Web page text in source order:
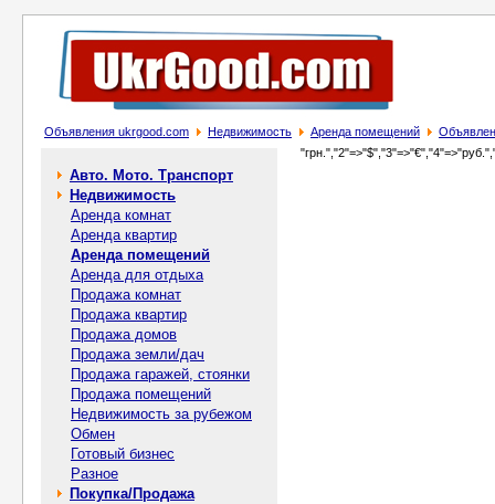
Объявления ukrgood.com Недвижимость Аренда помещений
Авто. Мото. Транспорт
Недвижимость
Аренда комнат
Аренда квартир
Аренда помещений
Аренда для отдыха
Продажа комнат
Продажа квартир
Продажа домов
Продажа земли/дач
Продажа гаражей, стоянки
Продажа помещений
Недвижимость за рубежом
Обмен
Готовый бизнес
Разное
Покупка/Продажа